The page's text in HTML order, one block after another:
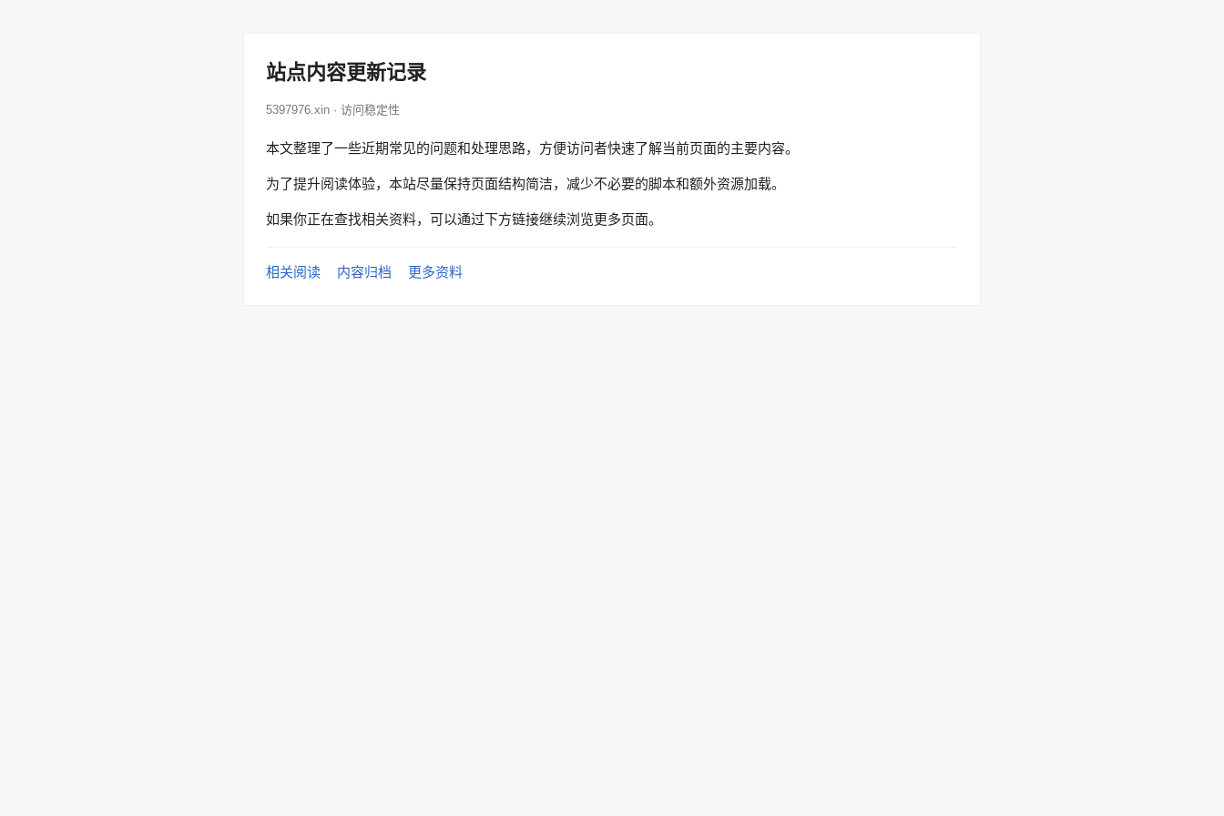
站点内容更新记录
5397976.xin · 访问稳定性
本文整理了一些近期常见的问题和处理思路，方便访问者快速了解当前页面的主要内容。
为了提升阅读体验，本站尽量保持页面结构简洁，减少不必要的脚本和额外资源加载。
如果你正在查找相关资料，可以通过下方链接继续浏览更多页面。
相关阅读 内容归档 更多资料